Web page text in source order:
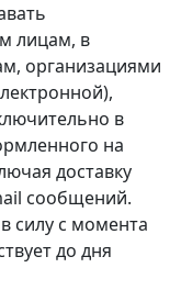
лицам, в
организациями
в
на
доставку
сообщений.
силу с момента
до дня